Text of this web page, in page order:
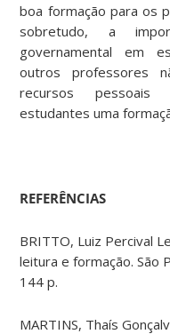
boa formação para os
sobretudo, a
governamental em
outros professores
recursos pessoais
estudantes uma
REFERÊNCIAS
BRITTO, Luiz Percival
leitura e formação. São
144 p.
MARTINS, Thaís